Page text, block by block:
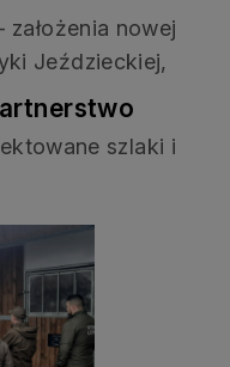
założenia nowej
Jeździeckiej,
szlaki i